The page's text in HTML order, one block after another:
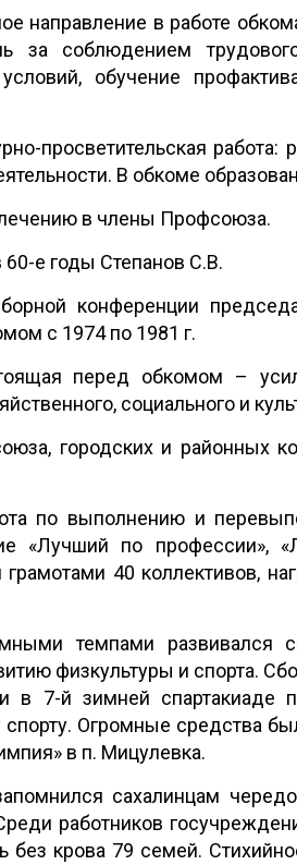
направление в работе
за соблюдением
обучение
просветительская
В обкоме
в члены Профсоюза.
60-е годы Степанов С.В.
конференции
с 1974 по 1981 г.
перед обкомом –
социального и
городских и районных
по выполнению и
«Лучший по профессии»,
40 коллективов,
темпами развивался
физкультуры и спорта.
в 7-й зимней
Огромные средства
в п. Мицулевка.
сахалинцам
работников
без крова 79 семей.